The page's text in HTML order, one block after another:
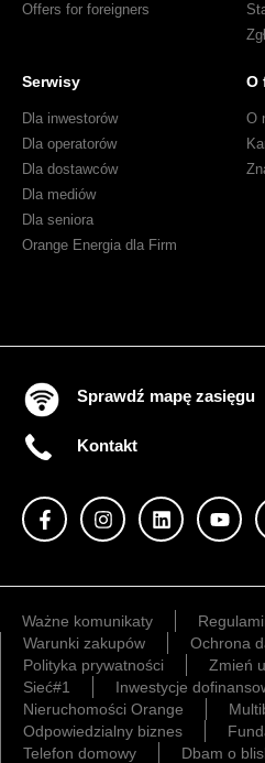
Offers for foreigners
Serwisy
Dla inwestorów
Dla operatorów
Dla dostawców
Dla mediów
Dla seniora
Orange Energia dla Firm
O
O
Sprawdź mapę zasięgu
Kontakt
Ważne komunikaty
Warunki zakupów
Ochrona
Polityka prywatności
Zmień
Sieć#1
Inwestycje
Nieruchomości Orange
Odpowiedzialny biznes
Telefon domowy
Dbam o